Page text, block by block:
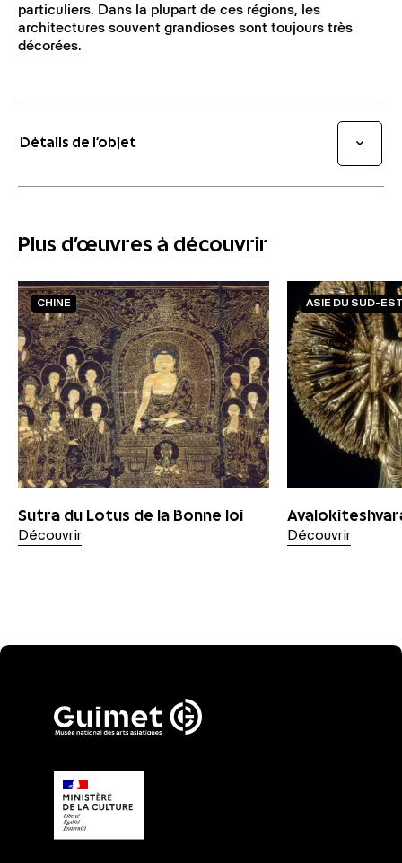
particuliers. Dans la plupart de ces régions, les
architectures souvent grandioses sont toujours très
décorées.
Détails de l’objet
Plus d'œuvres à découvrir
CHINE
Sutra du Lotus de la Bonne loi
Découvrir
ASIE DU SUD-
Découvrir